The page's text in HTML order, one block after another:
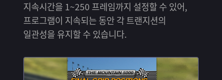
지속시간을 1~250 프레임까지 설정할 수 있어,
프로그램이 지속되는 동안 각 트랜지션의
일관성을 유지할 수 있습니다.